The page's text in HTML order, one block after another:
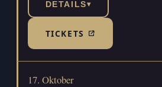
DETAILS▾
TICKETS(TICKETSHOP,
17. Oktober